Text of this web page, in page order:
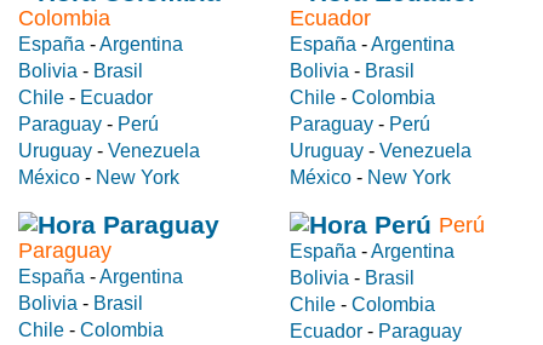
Colombia
España -Argentina
Bolivia - Brasil
Chile - Ecuador
Paraguay - Perú
Uruguay - Venezuela
México - New York
Ecuador
España -Argentina
Bolivia - Brasil
Chile - Colombia
Paraguay - Perú
Uruguay - Venezuela
México - New York
Paraguay
España -Argentina
Bolivia - Brasil
Chile - Colombia
Perú
España -Argentina
Bolivia - Brasil
Chile - Colombia
Ecuador - Paraguay